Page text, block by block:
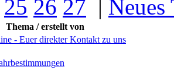
25 26 27 | Neues
Thema / erstellt von
- Euer direkter Kontakt zu uns